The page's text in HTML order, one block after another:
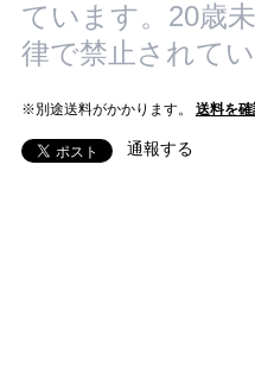
ています。20歳
律で禁止されてい
※別途送料がかかります。 送料を
通報する